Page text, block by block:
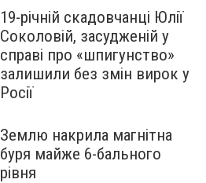
19-річній скадовчанці Юлії
Соколовій, засудженій у
справі про «шпигунство»
залишили без змін вирок у
Росії
Землю накрила магнітна
буря майже 6-бального
рівня